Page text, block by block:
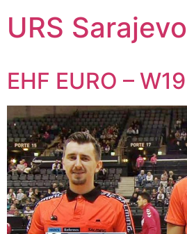
URS Sarajevo
EHF EURO – W19